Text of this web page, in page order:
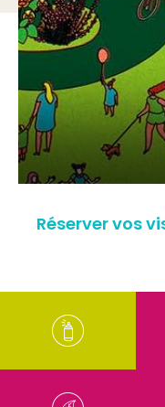
Réserver vos